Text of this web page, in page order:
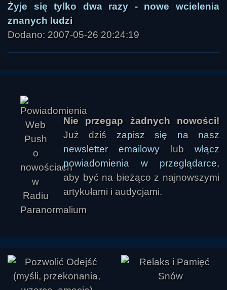
Żyje się tylko dwa razy - nowe wcielenia
znanych ludzi
Dodano: 2007-05-26 20:24:19
Nie przegap żadnych nowości!
Już dziś zapisz się na nasz
newsletter emailowy lubwłącz
powiadomienia w przeglądarce,
aby być na bieżąco z najnowszymi
artykułami i audycjami.